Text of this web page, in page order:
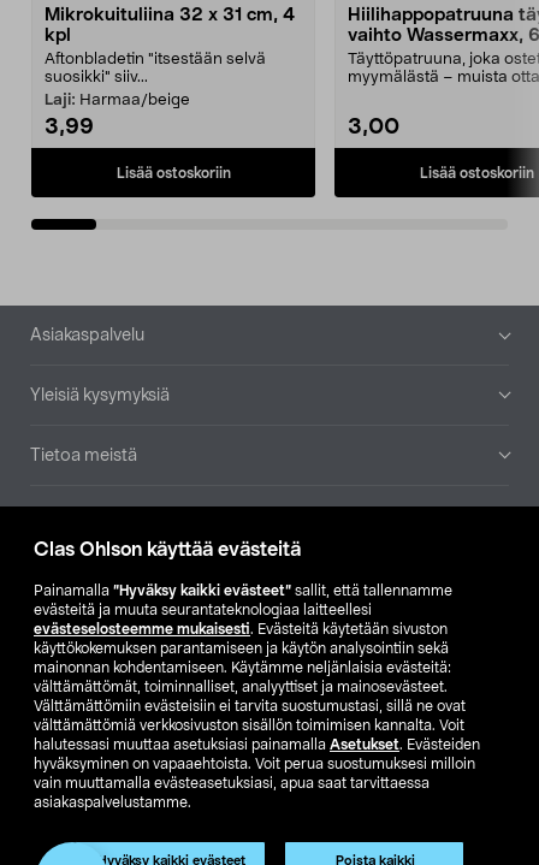
Clas Ohlson käyttää evästeitä
Painamalla ”Hyväksy kaikki evästeet” sallit, että tallennamme
evästeitä ja muuta seurantateknologiaa laitteellesi
evästeselosteemme mukaisesti. Evästeitä käytetään sivuston
käyttökokemuksen parantamiseen ja käytön analysointiin sekä
mainonnan kohdentamiseen. Käytämme neljänlaisia evästeitä:
välttämättömät, toiminnalliset, analyyttiset ja mainosevästeet.
Välttämättömiin evästeisiin ei tarvita suostumustasi, sillä ne ovat
välttämättömiä verkkosivuston sisällön toimimisen kannalta. Voit
halutessasi muuttaa asetuksiasi painamalla Asetukset. Evästeiden
hyväksyminen on vapaaehtoista. Voit perua suostumuksesi milloin
vain muuttamalla evästeasetuksiasi, apua saat tarvittaessa
asiakaspalvelustamme.
Hyväksy kaikki evästeet Poista kaikki
Mikrokuituliina 32 x 31 cm, 4
kpl
Aftonbladetin "itsestään selvä
suosikki" siiv...
Laji: Harmaa/beige
3,99
Lisää ostoskoriin
Hiilihappopatruuna
vaihto Wassermaxx,
Täyttöpatruuna, joka
myymälästä – muista
3,00
Lisää ostoskoriin
Alatunniste
Asiakaspalvelu
Yleisiä kysymyksiä
Tietoa meistä
Etsi myymälä
SE NO FI
FI SV